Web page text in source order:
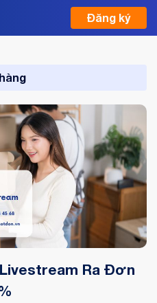
Đăng ký
Ra Đơn